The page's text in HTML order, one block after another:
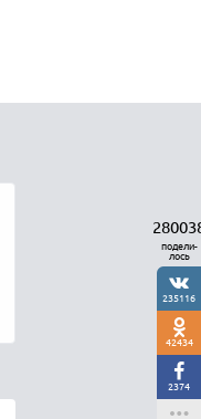
подели-
лось
235116
42434
2374